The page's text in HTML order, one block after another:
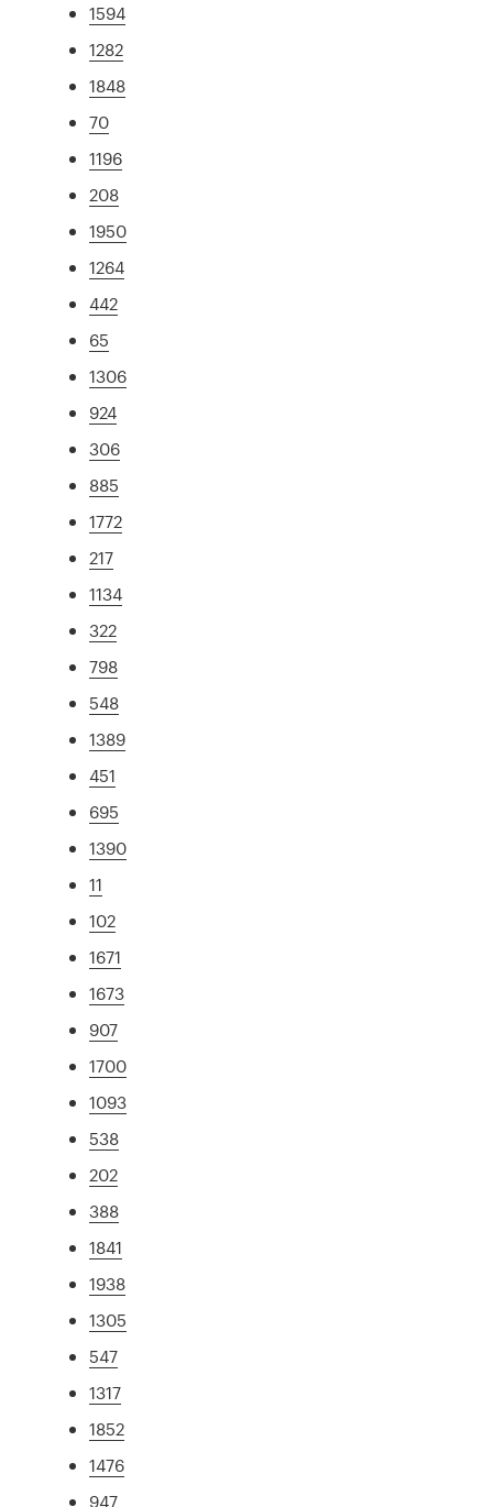
1594
1282
1848
70
1196
208
1950
1264
442
65
1306
924
306
885
1772
217
1134
322
798
548
1389
451
695
1390
11
102
1671
1673
907
1700
1093
538
202
388
1841
1938
1305
547
1317
1852
1476
947